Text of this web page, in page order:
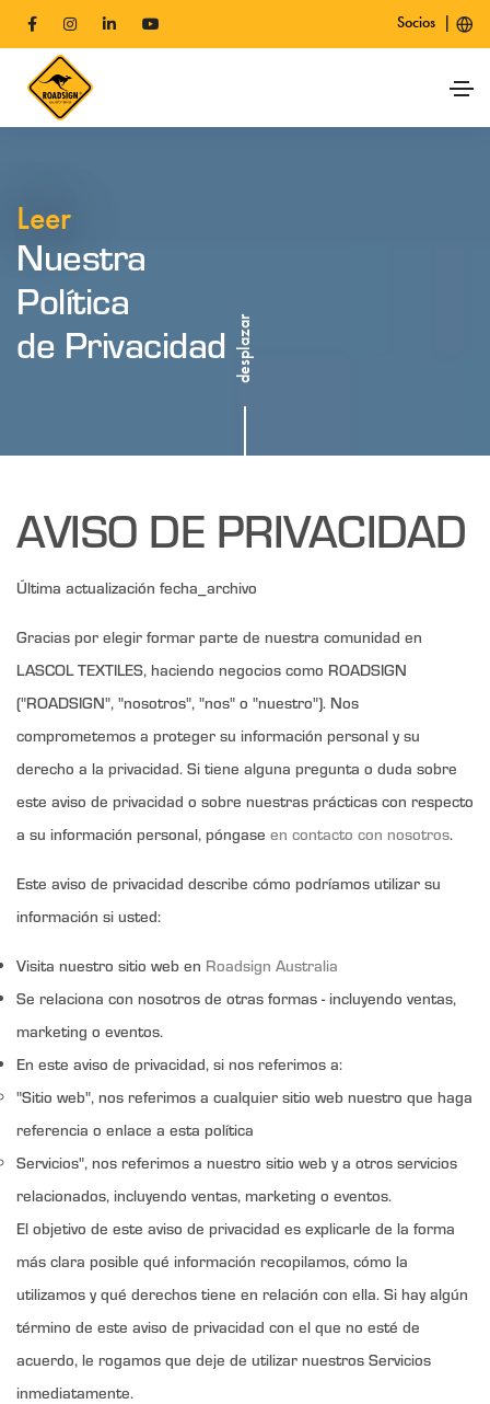
Socios |
Leer
Nuestra
Política
de Privacidad desplazar
AVISO DE PRIVACIDAD
Última actualización fecha_archivo
Gracias por elegir formar parte de nuestra comunidad en
LASCOL TEXTILES, haciendo negocios como ROADSIGN
("ROADSIGN", "nosotros", "nos" o "nuestro"). Nos
comprometemos a proteger su información personal y su
derecho a la privacidad. Si tiene alguna pregunta o duda sobre
este aviso de privacidad o sobre nuestras prácticas con respecto
a su información personal, póngase en contacto con nosotros.
Este aviso de privacidad describe cómo podríamos utilizar su
información si usted:
Visita nuestro sitio web en Roadsign Australia
Se relaciona con nosotros de otras formas - incluyendo ventas,
marketing o eventos.
En este aviso de privacidad, si nos referimos a:
"Sitio web", nos referimos a cualquier sitio web nuestro que haga
referencia o enlace a esta política
Servicios", nos referimos a nuestro sitio web y a otros servicios
relacionados, incluyendo ventas, marketing o eventos.
El objetivo de este aviso de privacidad es explicarle de la forma
más clara posible qué información recopilamos, cómo la
utilizamos y qué derechos tiene en relación con ella. Si hay algún
término de este aviso de privacidad con el que no esté de
acuerdo, le rogamos que deje de utilizar nuestros Servicios
inmediatamente.